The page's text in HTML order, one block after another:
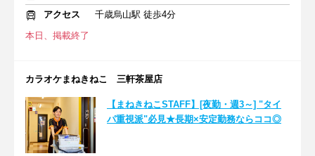
アクセス
千歳烏山駅 徒歩4分
本日、掲載終了
カラオケまねきねこ 三軒茶屋店
【まねきねこSTAFF】[夜勤・週3～] "タイ
パ重視派"必見★長期×安定勤務ならココ◎